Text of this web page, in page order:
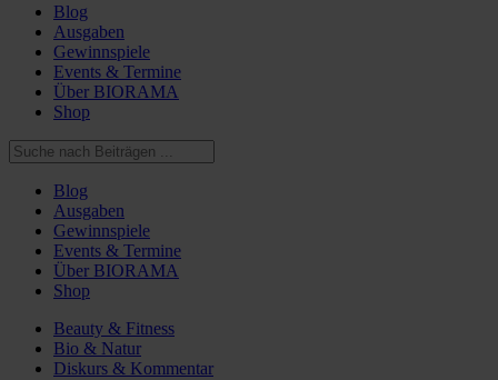
Blog
Ausgaben
Gewinnspiele
Events & Termine
Über BIORAMA
Shop
Blog
Ausgaben
Gewinnspiele
Events & Termine
Über BIORAMA
Shop
Beauty & Fitness
Bio & Natur
Diskurs & Kommentar